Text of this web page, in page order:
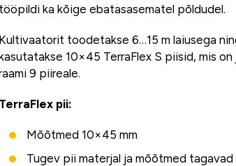
tööpildi ka kõige ebatasasematel põldudel.
Kultivaatorit toodetakse 6…15 m laiusega
10×45 TerraFlex S piisid, mis
9 piireale.
TerraFlex pii:
Mõõtmed 10×45 mm
Tugev pii materjal ja mõõtmed tagavad